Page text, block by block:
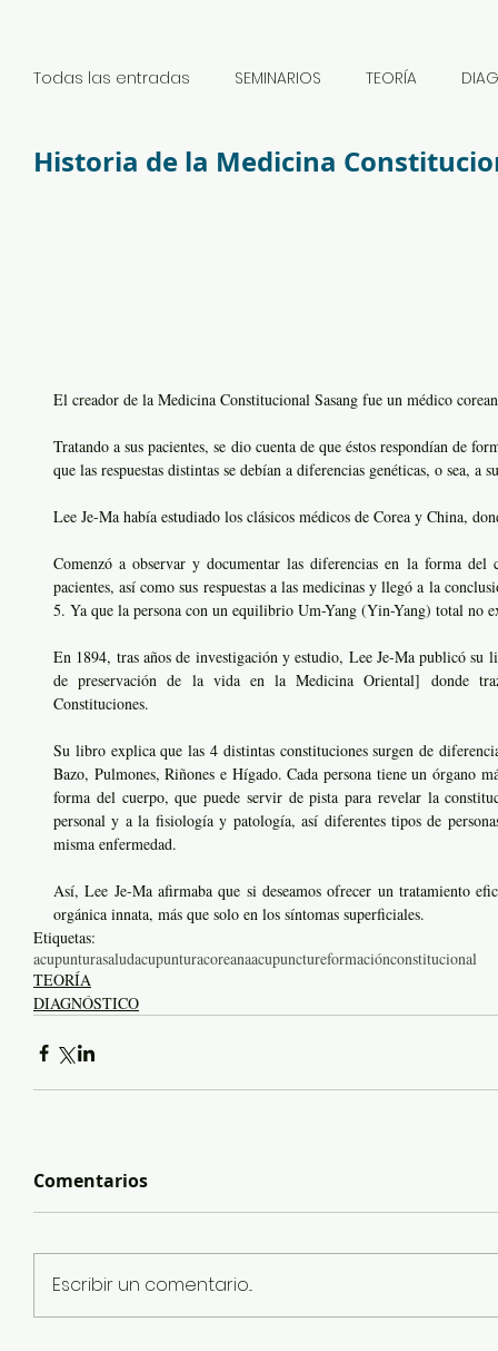
Todas las entradas SEMINARIOS TEORÍA
NOTICIAS
Historia de la Medicina
El creador de la Medicina Constitucional Sasang fue un médico
Tratando a sus pacientes, se dio cuenta de que éstos respondían de
que las respuestas distintas se debían a diferencias genéticas, o sea, a
Lee Je-Ma había estudiado los clásicos médicos de Corea y China,
Comenzó a observar y documentar las diferencias en la forma del
pacientes, así como sus respuestas a las medicinas y llegó a la
5. Ya que la persona con un equilibrio Um-Yang (Yin-Yang) total no
En 1894, tras años de investigación y estudio, Lee Je-Ma publicó
de preservación de la vida en la Medicina Oriental] donde
Constituciones.
Su libro explica que las 4 distintas constituciones surgen de
Bazo, Pulmones, Riñones e Hígado. Cada persona tiene un órgano
forma del cuerpo, que puede servir de pista para revelar la
personal y a la fisiología y patología, así diferentes tipos de
misma enfermedad.
Así, Lee Je-Ma afirmaba que si deseamos ofrecer un tratamiento
orgánica innata, más que solo en los síntomas superficiales.
Etiquetas:
acupunturasaludacupunturacoreanaacupunctureformaciónconstitucional
TEORÍA
DIAGNÓSTICO
Comentarios
Escribir un comentario...